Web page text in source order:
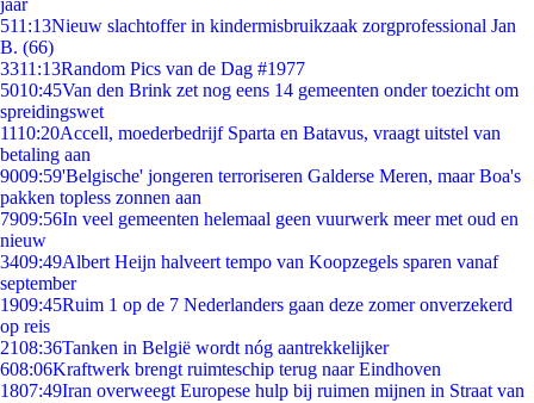
jaar
511:13Nieuw slachtoffer in kindermisbruikzaak zorgprofessional Jan
B. (66)
3311:13Random Pics van de Dag #1977
5010:45Van den Brink zet nog eens 14 gemeenten onder toezicht om
spreidingswet
1110:20Accell, moederbedrijf Sparta en Batavus, vraagt uitstel van
betaling aan
9009:59'Belgische' jongeren terroriseren Galderse Meren, maar Boa's
pakken topless zonnen aan
7909:56In veel gemeenten helemaal geen vuurwerk meer met oud en
nieuw
3409:49Albert Heijn halveert tempo van Koopzegels sparen vanaf
september
1909:45Ruim 1 op de 7 Nederlanders gaan deze zomer onverzekerd
op reis
2108:36Tanken in België wordt nóg aantrekkelijker
608:06Kraftwerk brengt ruimteschip terug naar Eindhoven
1807:49Iran overweegt Europese hulp bij ruimen mijnen in Straat van